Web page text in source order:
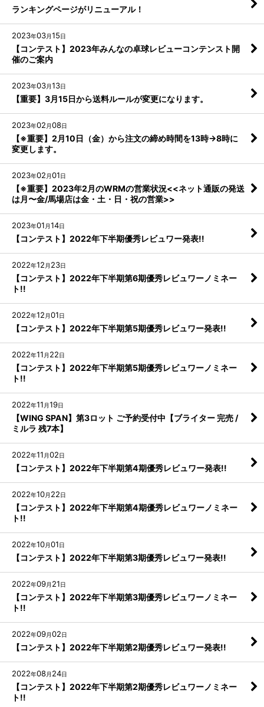
ランキングページがリニューアル！
2023年03月15日
【コンテスト】2023年みんなの卓球レビューコンテンスト開
催のご案内
2023年03月13日
【重要】3月15日から送料ルールが変更になります。
2023年02 月08日
【※重要】2月10日（金）から注文の締め時間を13時→8時に
変更します。
2023年02 月01日
【※重要】2023年2月のWRMの営業状況<<ネット通販の発送
は月〜金/馬場店は金・土・日・祝の営業>>
2023年01 月14日
【コンテスト】2022年下半期優秀レビュワー発表!!
2022年12 月 23日
【コンテスト】2022年下半期第6期優秀レビュワーノミネー
ト!!
2022年12 月01日
【コンテスト】2022年下半期第5期優秀レビュワー発表!!
2022年11 月 22日
【コンテスト】2022年下半期第5期優秀レビュワーノミネー
ト!!
2022年11 月19日
【WING SPAN】第3ロット ご予約受付中【ブライター 完売 /
ミルラ 残7本】
2022年11 月02日
【コンテスト】2022年下半期第4期優秀レビュワー発表!!
2022年10月 22日
【コンテスト】2022年下半期第4期優秀レビュワーノミネー
ト!!
2022年10月01日
【コンテスト】2022年下半期第3期優秀レビュワー発表!!
2022年09月 21日
【コンテスト】2022年下半期第3期優秀レビュワーノミネー
ト!!
2022年09月02日
【コンテスト】2022年下半期第2期優秀レビュワー発表!!
2022年08月 24日
【コンテスト】2022年下半期第2期優秀レビュワーノミネー
ト!!